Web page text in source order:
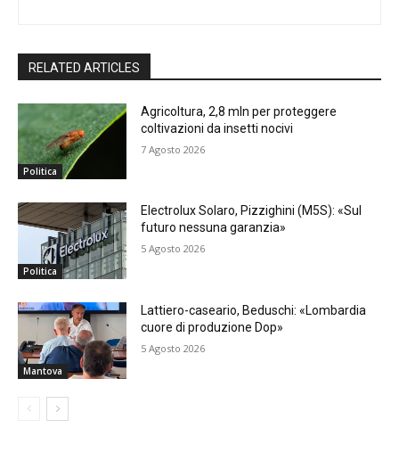
RELATED ARTICLES
Politica
Agricoltura, 2,8 mln per proteggere
coltivazioni da insetti nocivi
7 Agosto 2026
Politica
Electrolux Solaro, Pizzighini (M5S): «Sul
futuro nessuna garanzia»
5 Agosto 2026
Mantova
Lattiero-caseario, Beduschi: «Lombardia
cuore di produzione Dop»
5 Agosto 2026